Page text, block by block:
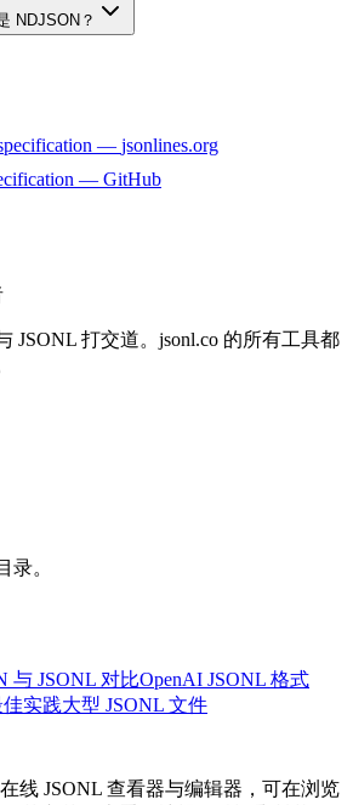
NDJSON？
— jsonlines.org
— GitHub
JSONL 打交道。jsonl.co 的所有工具都
录。
与 JSONL 对比OpenAI JSONL 格式
佳实践大型 JSONL 文件
线 JSONL 查看器与编辑器，可在浏览